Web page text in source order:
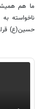
ما هم
ناخواسته
حسین(ع)